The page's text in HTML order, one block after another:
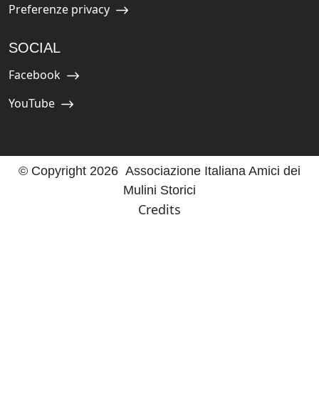
Navigate to:
Preferenze privacy
SOCIAL
Navigate to:
Facebook
Navigate to:
YouTube
© Copyright 2026 Associazione Italiana Amici dei
Mulini Storici
Credits